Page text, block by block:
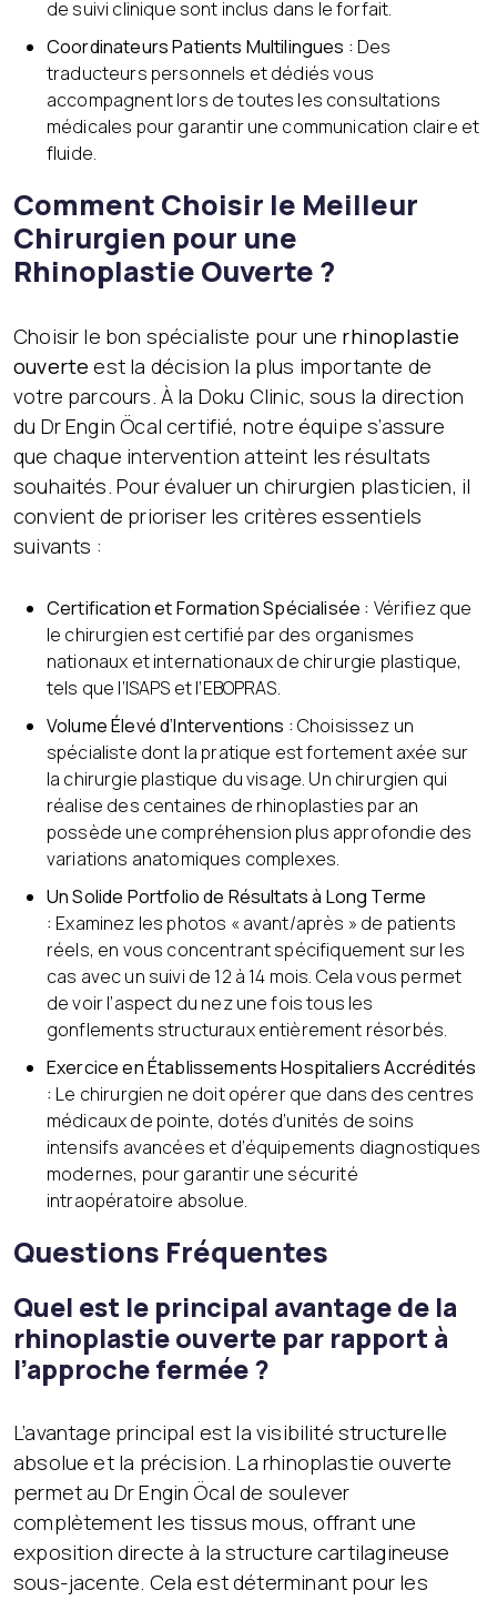
de suivi clinique sont inclus dans le forfait.
Coordinateurs Patients Multilingues : Des
traducteurs personnels et dédiés vous
accompagnent lors de toutes les consultations
médicales pour garantir une communication claire et
fluide.
Comment Choisir le Meilleur
Chirurgien pour une
Rhinoplastie Ouverte ?
Choisir le bon spécialiste pour une rhinoplastie
ouverte est la décision la plus importante de
votre parcours. À la Doku Clinic, sous la direction
du Dr Engin Öcal certifié, notre équipe s’assure
que chaque intervention atteint les résultats
souhaités. Pour évaluer un chirurgien plasticien, il
convient de prioriser les critères essentiels
suivants :
Certification et Formation Spécialisée : Vérifiez que
le chirurgien est certifié par des organismes
nationaux et internationaux de chirurgie plastique,
tels que l’ISAPS et l’EBOPRAS.
Volume Élevé d’Interventions : Choisissez un
spécialiste dont la pratique est fortement axée sur
la chirurgie plastique du visage. Un chirurgien qui
réalise des centaines de rhinoplasties par an
possède une compréhension plus approfondie des
variations anatomiques complexes.
Un Solide Portfolio de Résultats à Long Terme
: Examinez les photos « avant/après » de patients
réels, en vous concentrant spécifiquement sur les
cas avec un suivi de 12 à 14 mois. Cela vous permet
de voir l’aspect du nez une fois tous les
gonflements structuraux entièrement résorbés.
Exercice en Établissements Hospitaliers Accrédités
: Le chirurgien ne doit opérer que dans des centres
médicaux de pointe, dotés d’unités de soins
intensifs avancées et d’équipements diagnostiques
modernes, pour garantir une sécurité
intraopératoire absolue.
Questions Fréquentes
Quel est le principal avantage de la
rhinoplastie ouverte par rapport à
l’approche fermée ?
L’avantage principal est la visibilité structurelle
absolue et la précision. La rhinoplastie ouverte
permet au Dr Engin Öcal de soulever
complètement les tissus mous, offrant une
exposition directe à la structure cartilagineuse
sous-jacente. Cela est déterminant pour les